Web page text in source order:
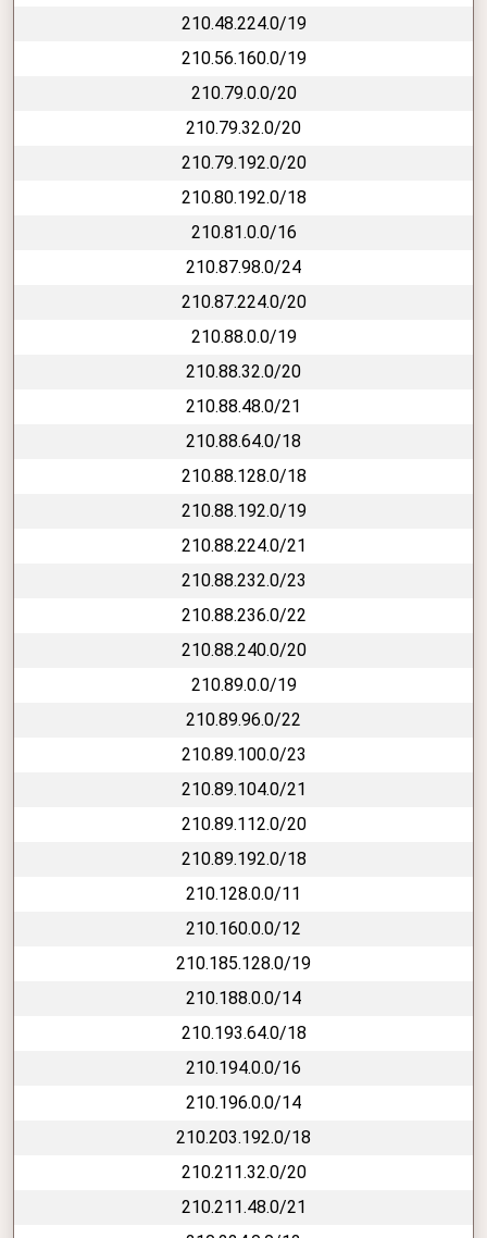
210.48.224.0/19
210.56.160.0/19
210.79.0.0/20
210.79.32.0/20
210.79.192.0/20
210.80.192.0/18
210.81.0.0/16
210.87.98.0/24
210.87.224.0/20
210.88.0.0/19
210.88.32.0/20
210.88.48.0/21
210.88.64.0/18
210.88.128.0/18
210.88.192.0/19
210.88.224.0/21
210.88.232.0/23
210.88.236.0/22
210.88.240.0/20
210.89.0.0/19
210.89.96.0/22
210.89.100.0/23
210.89.104.0/21
210.89.112.0/20
210.89.192.0/18
210.128.0.0/11
210.160.0.0/12
210.185.128.0/19
210.188.0.0/14
210.193.64.0/18
210.194.0.0/16
210.196.0.0/14
210.203.192.0/18
210.211.32.0/20
210.211.48.0/21